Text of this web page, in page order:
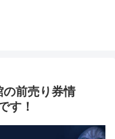
前売り券情
す！